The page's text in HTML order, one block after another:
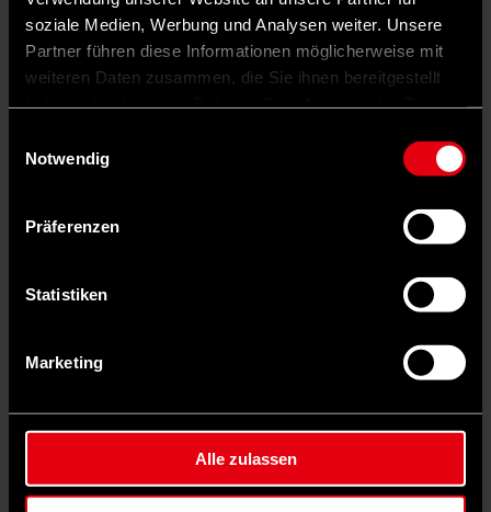
soziale Medien, Werbung und Analysen weiter. Unsere
Partner führen diese Informationen möglicherweise mit
weiteren Daten zusammen, die Sie ihnen bereitgestellt
Notwendig
Präferenzen
Statistiken
Marketing
Alle zulassen
Wirtschaftswachstum zu erreichen. Was in Skandinavien möglich
ist, sollte auch in Deutschland möglich sein. Man muss es nur
wollen. Und machen.
GerechtigkeitSoziale GerechtigkeitSteuernVermögenssteuer
Erbschaftssteuer
Lars Haferkamp